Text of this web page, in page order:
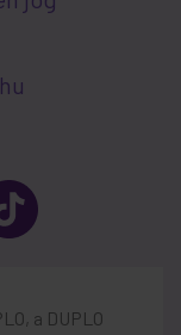
a DUPLO